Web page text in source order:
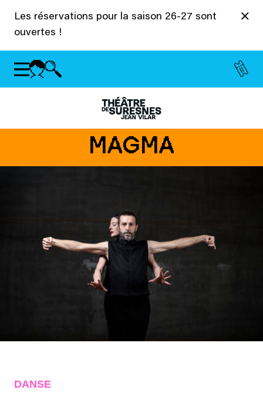
Les réservations pour la saison 26-27 sont
ouvertes !
MAGMA
DANSE